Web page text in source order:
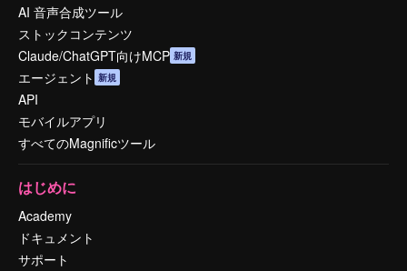
AI 音声合成ツール
ストックコンテンツ
Claude/ChatGPT向けMCP 新規
エージェント 新規
API
モバイルアプリ
すべてのMagnificツール
はじめに
Academy
ドキュメント
サポート